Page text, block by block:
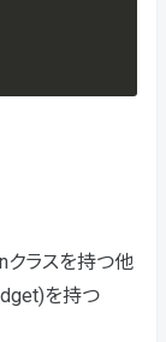
クラスを持つ他
を持つ